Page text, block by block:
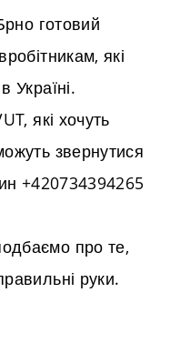
готовий
які
Україні.
які хочуть
звернутися
+420734394265
про те,
руки.